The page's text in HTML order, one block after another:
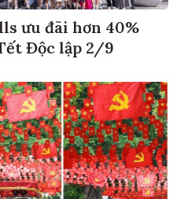
ưu đãi hơn 40%
Độc lập 2/9